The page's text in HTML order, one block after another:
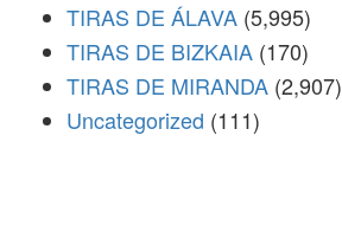
TIRAS DE ÁLAVA (5,995)
TIRAS DE BIZKAIA (170)
TIRAS DE MIRANDA (2,907)
Uncategorized (111)